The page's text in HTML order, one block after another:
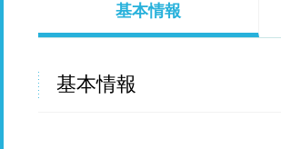
基本情報
基本情報